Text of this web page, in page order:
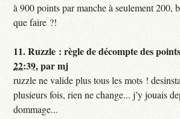
à 900 points par manche à seulement 200,
que faire ?!
11.Ruzzle : règle de décompte des
22:39,parmj
ruzzle ne valide plus tous les mots !
plusieurs fois, rien ne change... j’y jouais
dommage...